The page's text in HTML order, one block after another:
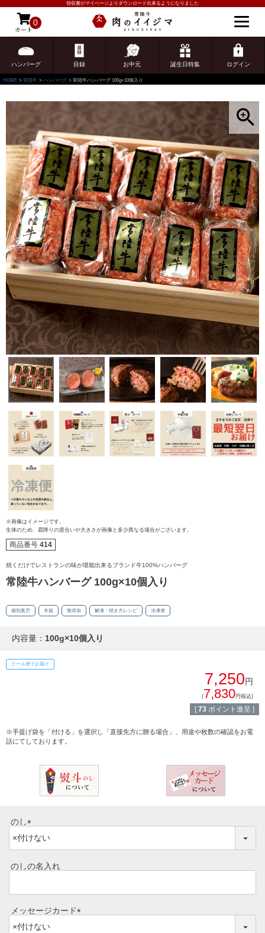
領収書がマイページよりダウンロード出来るようになりました
カート
0
ハンバーグ 目録 お中元 誕生日特集 ログイン
ゲスト 様こんにちは
ログイン
HOME 常陸牛 ハンバーグ 常陸牛ハンバーグ 100g×10個入り
※画像はイメージです。
生体のため、霜降りの度合いや大きさが画像と多少異なる場合がございます。
商品番号 414
焼くだけでレストランの味が堪能出来るブランド牛100%ハンバーグ
常陸牛ハンバーグ 100g×10個入り
個別真空 木箱 無添加 解凍・焼き方レシピ 冷凍便
内容量： 100g×10個入り
クール便でお届け
7,250円
(7,830円税込)
[ 73 ポイント進呈 ]
※手提げ袋を「付ける」を選択し「直接先方に贈る場合」、用途や枚数の確認をお電
話にてしております。
のし
(
必
須
のしの名入れ
メッセージカード